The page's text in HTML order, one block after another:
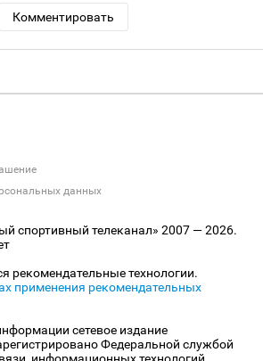
Комментировать
данных
спортивный телеканал» 2007 — 2026.
рекомендательные технологии.
применения рекомендательных
сетевое издание
Федеральной службой